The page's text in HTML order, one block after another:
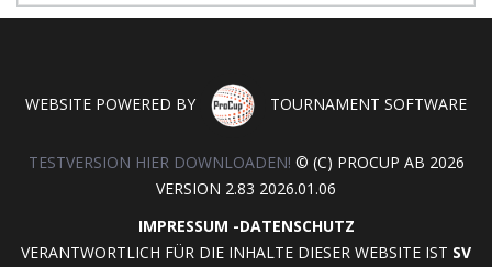
WEBSITE POWERED BY TOURNAMENT SOFTWARE
TESTVERSION HIER DOWNLOADEN! © (C) PROCUP AB 2026
VERSION 2.83 2026.01.06
IMPRESSUM -DATENSCHUTZ
VERANTWORTLICH FÜR DIE INHALTE DIESER WEBSITE IST SV